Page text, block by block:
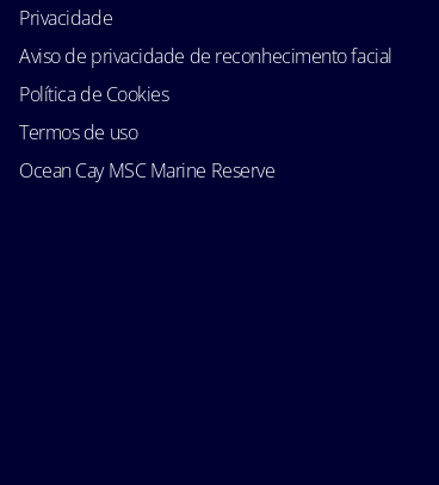
Privacidade
Aviso de privacidade de reconhecimento facial
Política de Cookies
Termos de uso
Ocean Cay MSC Marine Reserve